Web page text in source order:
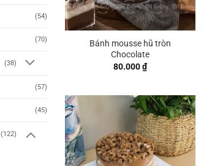
(54)
(70)
(38)
(57)
(45)
(122)
Bánh mousse hũ tròn
Chocolate
80.000₫